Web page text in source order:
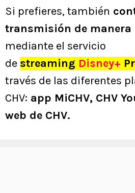
Si prefieres, también
transmisión de manera
mediante el servicio
de streaming Disney+
través de las diferentes
CHV: app MiCHV, CHV
web de CHV.